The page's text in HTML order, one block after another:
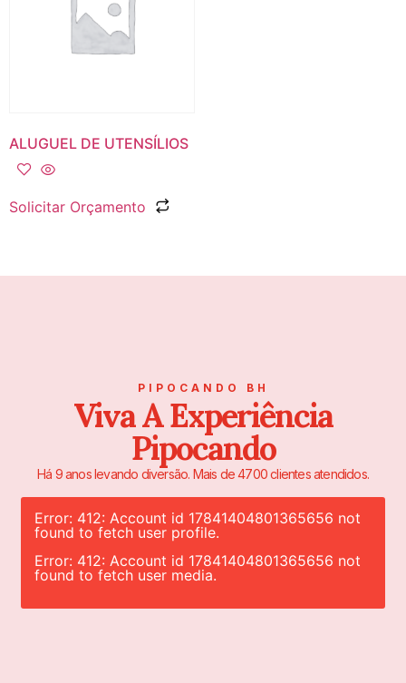
ALUGUEL DE UTENSÍLIOS
Solicitar Orçamento
PIPOCANDO BH
Viva A Experiência
Pipocando
Há 9 anos levando diversão. Mais de 4700 clientes atendidos.
Error: 412: Account id 17841404801365656 not
found to fetch user profile.
Error: 412: Account id 17841404801365656 not
found to fetch user media.